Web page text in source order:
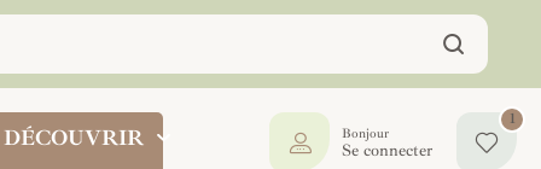
DÉCOUVRIR
1
Bonjour
Se connecter